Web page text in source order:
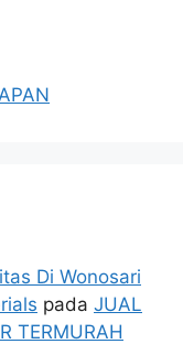
Di Wonosari
pada JUAL
TERMURAH